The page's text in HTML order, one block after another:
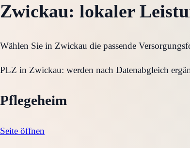
Zwickau: lokaler
Wählen Sie in Zwickau die passende
PLZ in Zwickau: werden nach Datenabgleich
Pflegeheim
Seite öffnen